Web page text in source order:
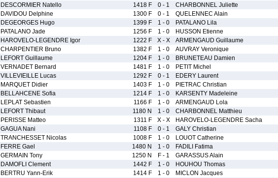
DESCORMIER Natello 1418 F 0 - 1 CHARBONNEL Juliette
DAVIDOU Delphine 1300 F 0 - 1 QUELENNEC Alain
DEGEORGES Hugo 1399 F 1 - 0 PATALANO Lila
PATALANO Jade 1256 F 1 - 0 HUSSON Etienne
HAROVELO-LEGENDRE Igor 1222 F X - X ARMENGAUD Guillaume
CHARPENTIER Bruno 1382 F 1 - 0 AUVRAY Veronique
LEFORT Guillaume 1204 F 1 - 0 BRUNETEAU Damien
VERNADET Bernard 1481 F 1 - 0 PETIT Michel
VILLEVIEILLE Lucas 1292 F 0 - 1 EDERY Laurent
MARQUET Didier 1403 F 1 - 0 PIETRAC Christian
BELLAHCENE Sofia 1214 F 1 - 0 KARSENTY Madeleine
LEPLAT Sebastien 1166 F 1 - 0 ARMENGAUD Lola
LEFORT Thibaut 1180 N 1 - 0 CHARBONNEL Matthieu
PERISSE Matteo 1311 F X - X HAROVELO-LEGENDRE Sacha
GAGUA Nani 1108 F 0 - 1 GALY Christian
TRANCHESSET Nicolas 1008 F 1 - 0 LOUOT Catherine
FERRE Gael 1480 N 1 - 0 FADILI Fatima
GERMAIN Tony 1250 N F - 1 GARASSUS Alain
DAMOFLI Clement 1442 F 1 - 0 HOUHOU Thomas
BERTRU Yann-Erik 1414 F 1 - 0 MICLON Jacques